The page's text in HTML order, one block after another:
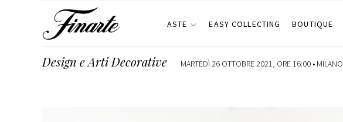
ASTE EASY COLLECTING BOUTIQUE
Design e Arti Decorative MARTEDÌ 26 OTTOBRE 2021, ORE 16:00 • MILANO